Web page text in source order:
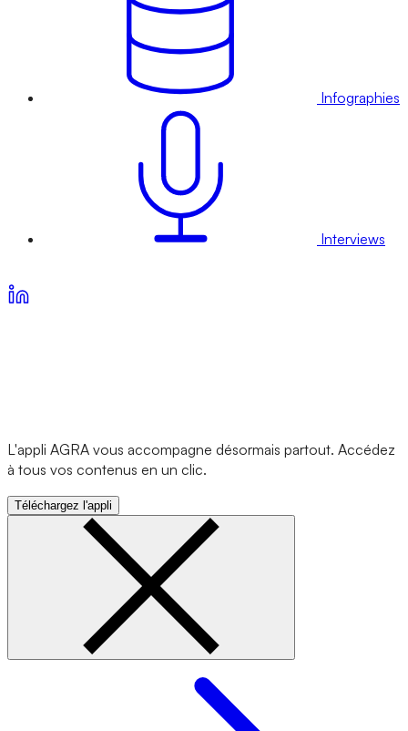
Infographies
Interviews
L'appli AGRA vous accompagne désormais partout. Accédez
à tous vos contenus en un clic.
Téléchargez l'appli